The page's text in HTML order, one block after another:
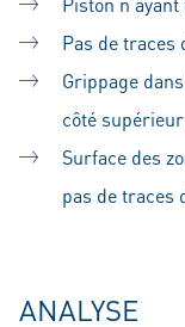
Pas de traces
Grippage
côté
Surface des
pas de traces
ANALYSE